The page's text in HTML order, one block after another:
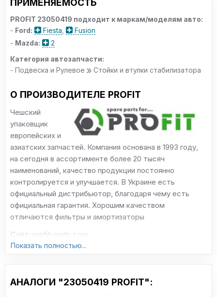
ПРИМЕНЯЕМОСТЬ
PROFIT 23050419 подходит к маркам/моделям авто:
- Ford: Fiesta
Fusion
- Mazda:
2
Категория автозапчасти:
- Подвеска и Рулевое
Стойки и втулки стабилизатора
О ПРОИЗВОДИТЕЛЕ PROFIT
Чешский
упаковщик
европейских и
азиатских запчастей. Компания основана в 1993 году,
на сегодня в ассортименте более 20 тысяч
наименований, качество продукции постоянно
контролируется и улучшается. В Украине есть
официальный дистрибьютор, благодаря чему есть
официальная гарантия. Хорошим качеством
отличаются фильтры и амортизаторы
Сайт: profit-parts.com
Показать полностью...
АНАЛОГИ "23050419 PROFIT":